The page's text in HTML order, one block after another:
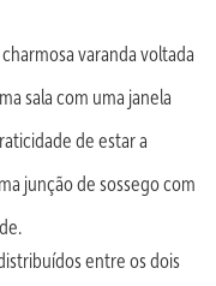
varanda voltada
sala com uma janela
de estar a
junção de sossego com
entre os dois